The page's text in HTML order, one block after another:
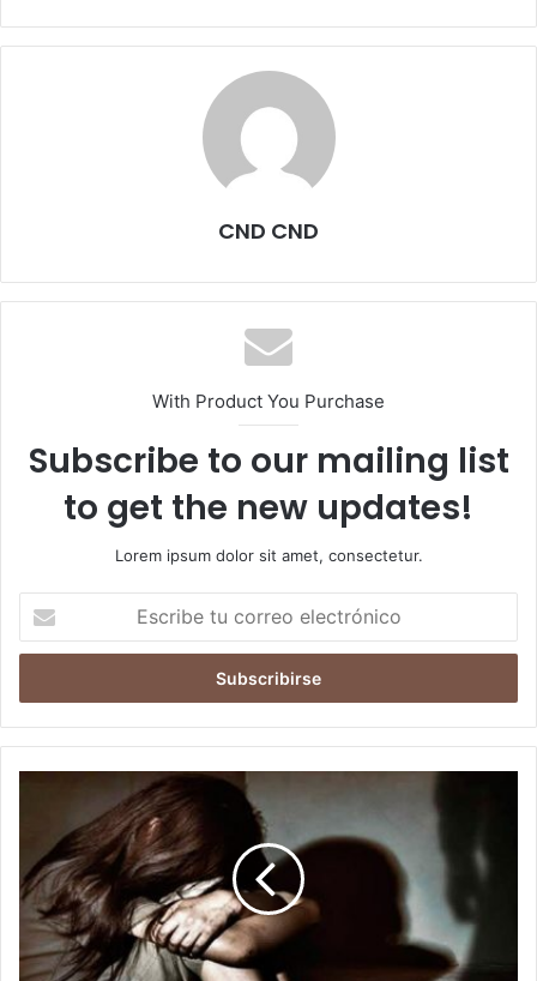
CND CND
With Product You Purchase
Subscribe to our mailing list
to get the new updates!
Lorem ipsum dolor sit amet, consectetur.
correo